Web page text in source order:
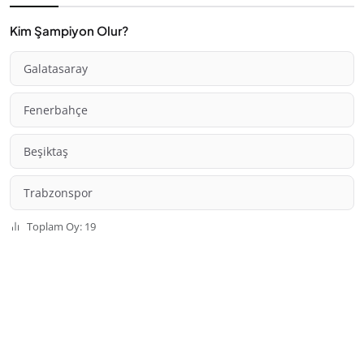
Kim Şampiyon Olur?
Galatasaray
Fenerbahçe
Beşiktaş
Trabzonspor
Toplam Oy: 19